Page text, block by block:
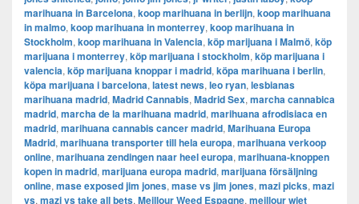
marihuana in Barcelona, koop marihuana in berlijn, koop marihuana
in malmo, koop marihuana in monterrey, koop marihuana in
Stockholm, ​​koop marihuana in Valencia, köp marijuana i Malmö, köp
marijuana i monterrey, köp marijuana i stockholm, ​​köp marijuana i
valencia, köp marijuana knoppar i madrid, köpa marihuana i berlin,
köpa marijuana i barcelona, latest news, leo ryan, lesbianas
marihuana madrid, Madrid Cannabis, Madrid Sex, marcha cannabica
madrid, marcha de la marihuana madrid, marihuana afrodisiaca en
madrid, marihuana cannabis cancer madrid, Marihuana Europa
Madrid, marihuana transporter till hela europa, marihuana verkoop
online, marihuana zendingen naar heel europa, marihuana-knoppen
kopen in madrid, marijuana europa madrid, marijuana försäljning
online, mase exposed jim jones, mase vs jim jones, mazi picks, mazi
vs, mazi vs take all bets, Meillour Weed Espagne, meillour wiet